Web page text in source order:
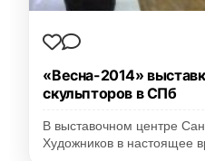
«Весна-2014»
скульпторов в СПб
В выставочном центре
Художников в настоящее